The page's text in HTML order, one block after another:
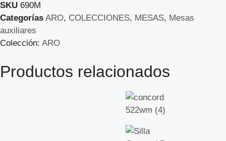
SKU 690M
Categorías ARO, COLECCIONES, MESAS, Mesas
auxiliares
Colección: ARO
Productos relacionados